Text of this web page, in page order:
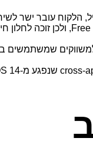
עובר ישר